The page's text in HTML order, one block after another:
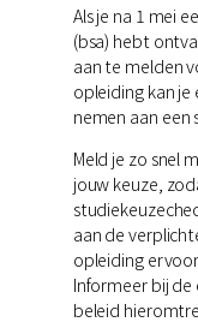
Als je na 1 mei
(bsa) hebt
aan te melden
opleiding kan
nemen aan een
Meld je zo snel
jouw keuze,
aan de
opleiding
Informeer bij de
beleid